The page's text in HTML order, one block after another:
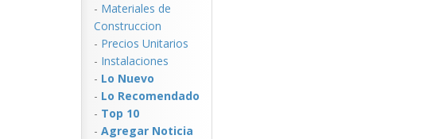
- Materiales de
Construccion
- Precios Unitarios
- Instalaciones
- Lo Nuevo
- Lo Recomendado
- Top 10
- Agregar Noticia